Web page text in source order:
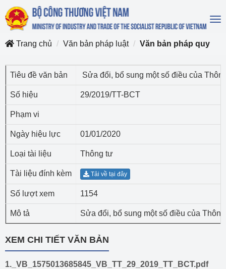
Trang chủ
Văn bản pháp luật Văn bản pháp quy
Tiêu đề văn bản Sửa đổi, bổ sung một số điều của
Số hiệu 29/2019/TT-BCT
Phạm vi
Ngày hiệu lực 01/01/2020
Loại tài liệu Thông tư
Tài liệu đính kèm Tải về tại đây
Số lượt xem 1154
Mô tả Sửa đổi, bổ sung một số điều của
XEM CHI TIẾT VĂN BẢN
1._VB_1575013685845_VB_TT_29_2019_TT_BCT.pdf